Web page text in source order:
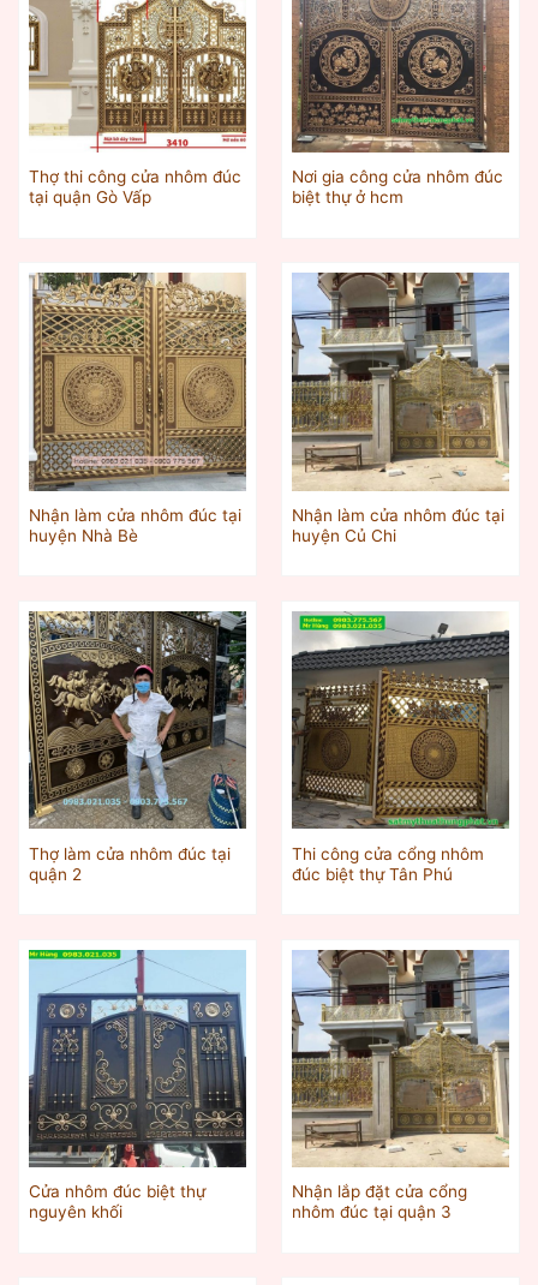
Thợ thi công cửa nhôm đúc
tại quận Gò Vấp
Nơi gia công cửa nhôm đúc
biệt thự ở hcm
Nhận làm cửa nhôm đúc tại
huyện Nhà Bè
Nhận làm cửa nhôm đúc tại
huyện Củ Chi
Thợ làm cửa nhôm đúc tại
quận 2
Thi công cửa cổng nhôm
đúc biệt thự Tân Phú
Cửa nhôm đúc biệt thự
nguyên khối
Nhận lắp đặt cửa cổng
nhôm đúc tại quận 3